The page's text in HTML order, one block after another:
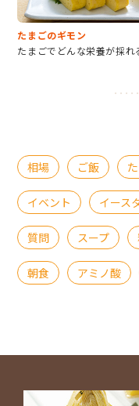
たまごのギモン
たまごでどんな栄養が採れ
相場 ご飯
イベント イース
質問 スープ
朝食 アミノ酸